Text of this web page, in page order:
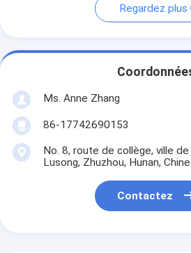
Regardez plus
Ms. Anne Zhang
86-17742690153
No. 8, route de collège, ville
Lusong, Zhuzhou, Hunan, Chine
Contactez